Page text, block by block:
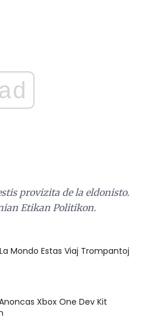
ad
provizita de la eldonisto.
Etikan Politikon.
Mondo Estas Viaj Trompantoj
Xbox One Dev Kit